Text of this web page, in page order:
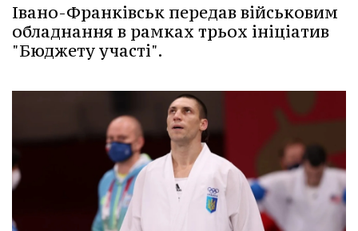
Івано-Франківськ передав військовим
обладнання в рамках трьох ініціатив
"Бюджету участі".